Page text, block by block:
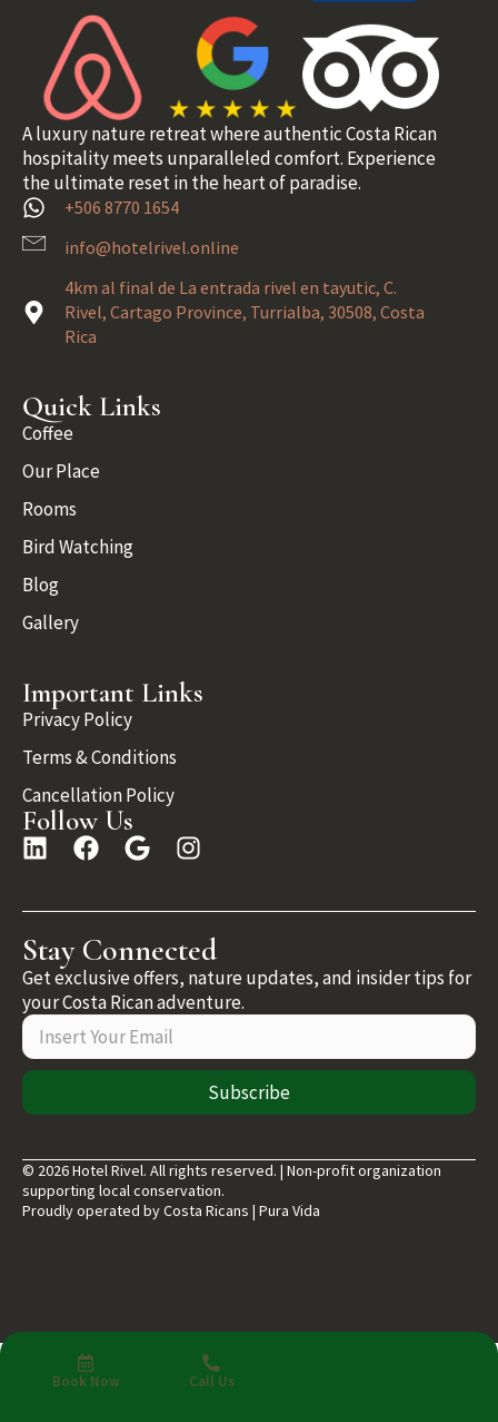
Book Now Call Us
A luxury nature retreat where authentic Costa Rican
hospitality meets unparalleled comfort. Experience
the ultimate reset in the heart of paradise.
+506 8770 1654
info@hotelrivel.online
4km al final de La entrada rivel en tayutic, C.
Rivel, Cartago Province, Turrialba, 30508, Costa
Rica
Quick Links
Coffee
Our Place
Rooms
Bird Watching
Blog
Gallery
Important Links
Privacy Policy
Terms & Conditions
Cancellation Policy
Follow Us
Stay Connected
Get exclusive offers, nature updates, and insider tips for
your Costa Rican adventure.
Subscribe
© 2026 Hotel Rivel. All rights reserved. | Non-profit organization
supporting local conservation.
Proudly operated by Costa Ricans | Pura Vida